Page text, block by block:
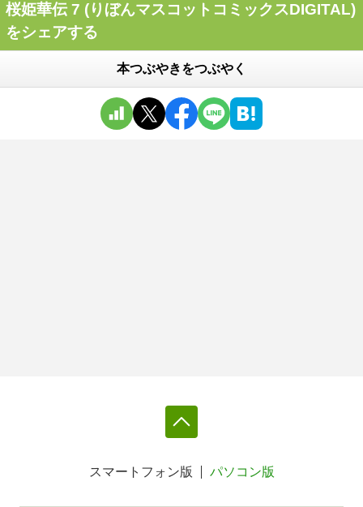
桜姫華伝 7 (りぼんマスコットコミックスDIGITAL)
をシェアする
本つぶやきをつぶやく
スマートフォン版 パソコン版